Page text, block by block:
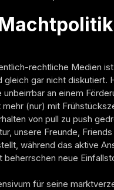
rechtliche Medien
gar nicht
an einem
(nur) mit
von pull zu push
unsere Freunde,
während das aktive
beherrschen neue
für seine